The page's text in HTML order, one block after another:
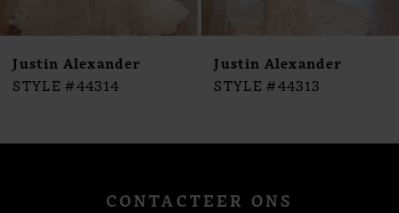
9
10
11
12
14
Justin Alexander
STYLE #44314
Justin Alexander
STYLE #44313
CONTACTEER ONS